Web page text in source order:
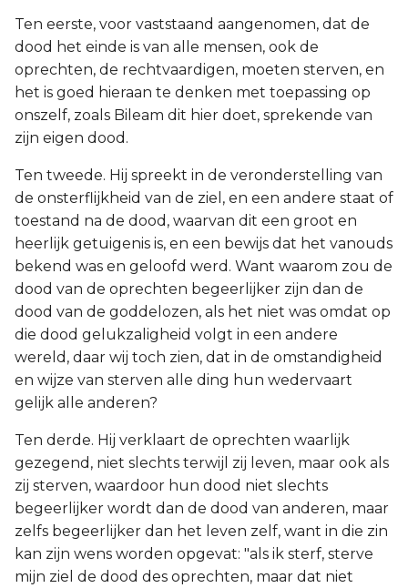
Ten eerste, voor vaststaand aangenomen, dat de
dood het einde is van alle mensen, ook de
oprechten, de rechtvaardigen, moeten sterven, en
het is goed hieraan te denken met toepassing op
onszelf, zoals Bileam dit hier doet, sprekende van
zijn eigen dood.
Ten tweede. Hij spreekt in de veronderstelling van
de onsterflijkheid van de ziel, en een andere staat of
toestand na de dood, waarvan dit een groot en
heerlijk getuigenis is, en een bewijs dat het vanouds
bekend was en geloofd werd. Want waarom zou de
dood van de oprechten begeerlijker zijn dan de
dood van de goddelozen, als het niet was omdat op
die dood gelukzaligheid volgt in een andere
wereld, daar wij toch zien, dat in de omstandigheid
en wijze van sterven alle ding hun wedervaart
gelijk alle anderen?
Ten derde. Hij verklaart de oprechten waarlijk
gezegend, niet slechts terwijl zij leven, maar ook als
zij sterven, waardoor hun dood niet slechts
begeerlijker wordt dan de dood van anderen, maar
zelfs begeerlijker dan het leven zelf, want in die zin
kan zijn wens worden opgevat: "als ik sterf, sterve
mijn ziel de dood des oprechten, maar dat niet